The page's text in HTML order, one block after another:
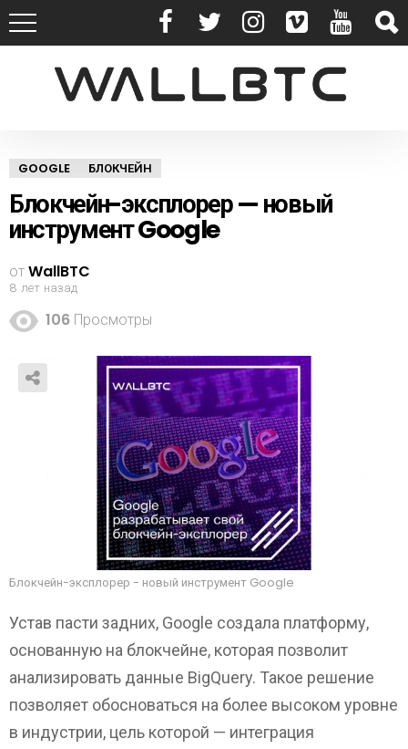
GOOGLE БЛОКЧЕЙН
Блокчейн-эксплорер — новый
инструмент Google
отWallBTC
8 лет назад
106 Просмотры
Блокчейн-эксплорер - новый инструмент Google
Устав пасти задних, Google создала платформу,
основанную на блокчейне, которая позволит
анализировать данные BigQuery. Такое решение
позволяет обосноваться на более высоком уровне
в индустрии, цель которой — интеграция